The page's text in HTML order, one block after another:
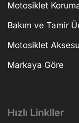
Motosiklet
Bakım ve Tamir
Motosiklet
Markaya Göre
Hızlı Linkller